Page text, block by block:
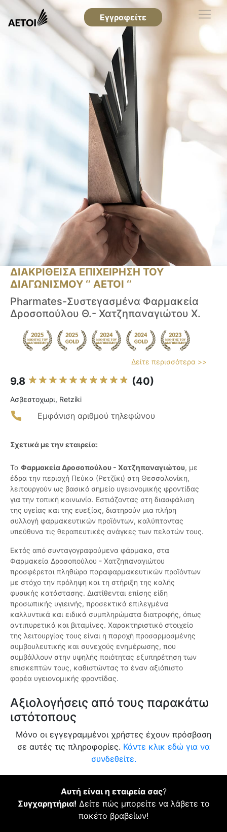
Εγγραφείτε
ΔΙΑΚΡΙΘΕΙΣΑ ΕΠΙΧΕΙΡΗΣΗ ΤΟΥ
ΔΙΑΓΩΝΙΣΜΟΥ ‘’ ΑΕΤΟΙ ‘’
Pharmates-Συστεγασμένα Φαρμακεία
Δροσοπούλου Θ.- Χατζηπαναγιώτου Χ.
Δείτε περισσότερα >>
9.8 (40)
Ασβεστοχωρι, Retzíki
Εμφάνιση αριθμού τηλεφώνου
Σχετικά με την εταιρεία:
Τα Φαρμακεία Δροσοπούλου - Χατζηπαναγιώτου, με
έδρα την περιοχή Πεύκα (Ρετζίκι) στη Θεσσαλονίκη,
λειτουργούν ως βασικό σημείο υγειονομικής φροντίδας
για την τοπική κοινωνία. Εστιάζοντας στη διασφάλιση
της υγείας και της ευεξίας, διατηρούν μια πλήρη
συλλογή φαρμακευτικών προϊόντων, καλύπτοντας
υπεύθυνα τις θεραπευτικές ανάγκες των πελατών τους.
Εκτός από συνταγογραφούμενα φάρμακα, στα
Φαρμακεία Δροσοπούλου - Χατζηπαναγιώτου
προσφέρεται πληθώρα παραφαρμακευτικών προϊόντων
με στόχο την πρόληψη και τη στήριξη της καλής
φυσικής κατάστασης. Διατίθενται επίσης είδη
προσωπικής υγιεινής, προσεκτικά επιλεγμένα
καλλυντικά και ειδικά συμπληρώματα διατροφής, όπως
αντιπυρετικά και βιταμίνες. Χαρακτηριστικό στοιχείο
της λειτουργίας τους είναι η παροχή προσαρμοσμένης
συμβουλευτικής και συνεχούς ενημέρωσης, που
συμβάλλουν στην υψηλής ποιότητας εξυπηρέτηση των
επισκεπτών τους, καθιστώντας τα έναν αξιόπιστο
φορέα υγειονομικής φροντίδας.
Αξιολογήσεις από τους παρακάτω
ιστότοπους
Μόνο οι εγγεγραμμένοι χρήστες έχουν πρόσβαση
σε αυτές τις πληροφορίες. Κάντε κλικ εδώ για να
συνδεθείτε.
Αυτή είναι η εταιρεία σας?
Συγχαρητήρια! Δείτε πώς μπορείτε να λάβετε το
πακέτο βραβείων!